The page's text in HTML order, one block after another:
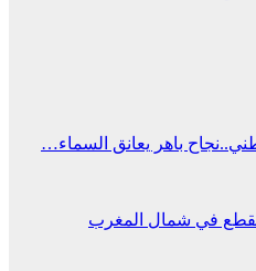
باهر يعانق السماء…
في شمال المغرب